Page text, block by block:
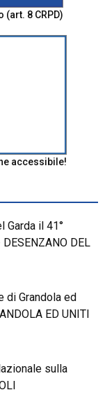
8 CRPD)
accessibile!
Garda il 41°
DEL
di Grandola ed
ED UNITI
sulla